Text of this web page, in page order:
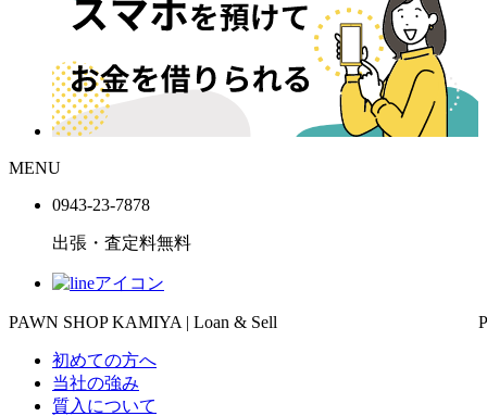
MENU
0943-23-7878
出張・査定料無料
PAWN SHOP KAMIYA | Loan & Sell
初めての方へ
当社の強み
質入について